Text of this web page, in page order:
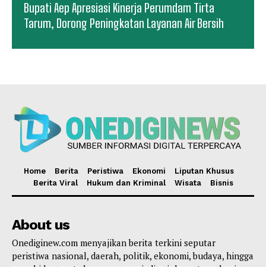
Bupati Aep Apresiasi Kinerja Perumdam Tirta
Tarum, Dorong Peningkatan Layanan Air Bersih
Home Berita Peristiwa Ekonomi
Liputan Khusus
Berita Viral
Hukum dan Kriminal Wisata Bisnis
About us
Onediginew.com menyajikan berita terkini seputar
peristiwa nasional, daerah, politik, ekonomi, budaya, hingga